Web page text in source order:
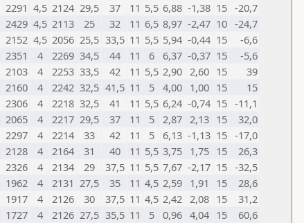
2291 4,5 2124 29,5 37 11 5,5 6,88 -1,38 15 -20,7
2429 4,5 2113 25 32 11 6,5 8,97 -2,47 10 -24,7
2152 4,5 2056 25,5 33,5 11 5,5 5,94 -0,44 15
-6,6
2351 4 2269 34,5 44 11 6 6,37 -0,37 15
-5,6
2103 4 2253 33,5 42 11 5,5 2,90 2,60 15
39
2160 4 2242 32,5 41,5 11 5 4,00 1,00 15
15
2306 4 2218 32,5 41 11 5,5 6,24 -0,74 15 -11,1
2065 4 2217 29,5 37 11 5 2,87 2,13 15
32,0
2297 4 2214 33 42 11 5 6,13 -1,13 15 -17,0
2128 4 2164 31 40 11 5,5 3,75 1,75 15
26,3
2326 4 2134 29 37,5 11 5,5 7,67 -2,17 15 -32,5
1962 4 2131 27,5 35 11 4,5 2,59 1,91 15
28,6
1917 4 2126 30 37,5 11 4,5 2,42 2,08 15
31,2
1727 4 2126 27,5 35,5 11 5 0,96 4,04 15
60,6